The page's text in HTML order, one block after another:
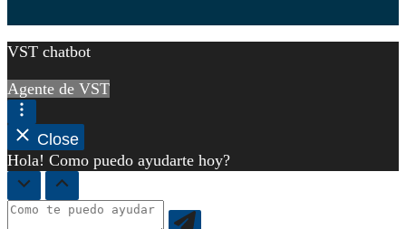
VST chatbot
Agente de VST
Close
Hola! Como puedo ayudarte hoy?